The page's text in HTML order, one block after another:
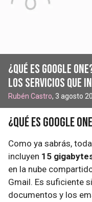
¿Qué es Google
los servicios que
Rubén Castro, 3 agosto
¿Qué es Google
Como ya sabrás,
incluyen 15
en la nube
Gmail. Es suficiente
documentos y los